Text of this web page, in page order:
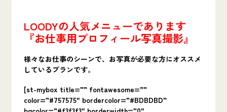
LOODYの人気メニューであります
『お仕事用プロフィール写真撮影』
様々なお仕事のシーンで、お写真が必要な方にオススメ
しているプランです。
[st-mybox title=”” fontawesome=””
color=”#757575″ bordercolor=”#BDBDBD”